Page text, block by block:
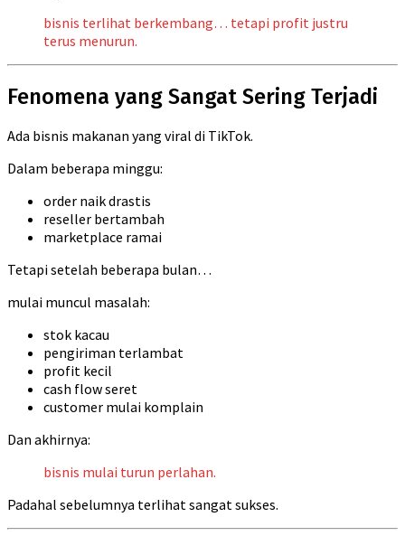
bisnis terlihat berkembang… tetapi profit justru
terus menurun.
Fenomena yang Sangat Sering Terjadi
Ada bisnis makanan yang viral di TikTok.
Dalam beberapa minggu:
order naik drastis
reseller bertambah
marketplace ramai
Tetapi setelah beberapa bulan…
mulai muncul masalah:
stok kacau
pengiriman terlambat
profit kecil
cash flow seret
customer mulai komplain
Dan akhirnya:
bisnis mulai turun perlahan.
Padahal sebelumnya terlihat sangat sukses.